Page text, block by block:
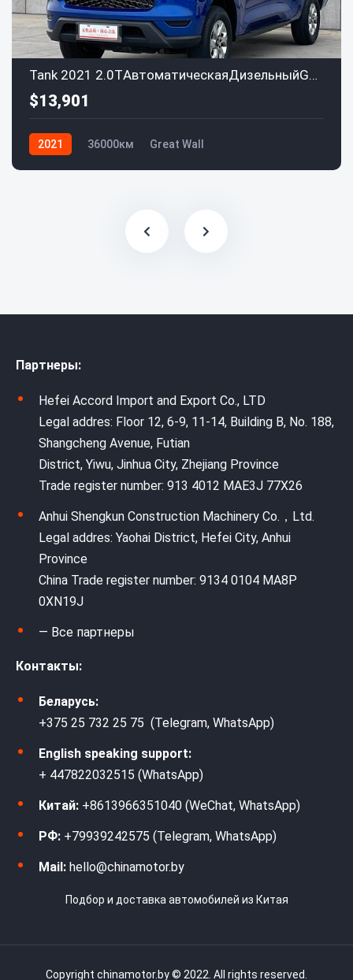
Tank 2021 2.0TАвтоматическаяДизельныйGW4D20M
$13,901
2021 36000км Great Wall
Партнеры:
Hefei Accord Import and Export Co., LTD
Legal addres: Floor 12, 6-9, 11-14, Building B, No. 188,
Shangcheng Avenue, Futian
District, Yiwu, Jinhua City, Zhejiang Province
Trade register number: 913 4012 MAE3J 77X26
Anhui Shengkun Construction Machinery Co.，Ltd.
Legal addres: Yaohai District, Hefei City, Anhui
Province
China Trade register number: 9134 0104 MA8P
0XN19J
— Все партнеры
Контакты:
Беларусь:
+375 25 732 25 75 (Telegram, WhatsApp)
English speaking support:
+ 447822032515 (WhatsApp)
Китай: +8613966351040 (WeChat, WhatsApp)
РФ: +79939242575 (Telegram, WhatsApp)
Mail: hello@chinamotor.by
Подбор и доставка автомобилей из Китая
Copyright chinamotor.by © 2022. All rights reserved.